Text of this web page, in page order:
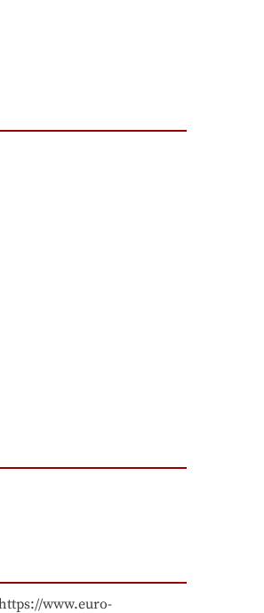
www.euro-